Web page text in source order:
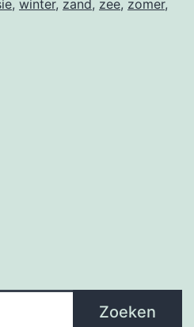
, winter, zand, zee, zomer,
Zoeken